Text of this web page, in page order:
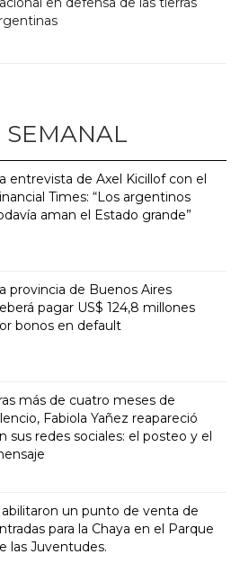
SEMANAL
entrevista de Axel Kicillof con el
Times: “Los argentinos
aman el Estado grande”
provincia de Buenos Aires
pagar US$ 124,8 millones
bonos en default
más de cuatro meses de
Fabiola Yañez reapareció
sus redes sociales: el posteo y el
un punto de venta de
para la Chaya en el Parque
las Juventudes.